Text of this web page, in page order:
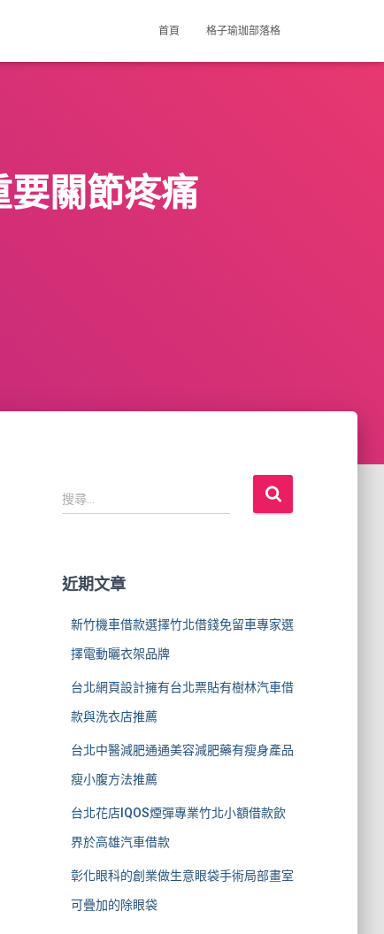
首頁 格子瑜珈部落格
要關節疼痛
搜
尋
:
搜尋...
近期文章
新竹機車借款選擇竹北借錢免留車專家選
擇電動曬衣架品牌
台北網頁設計擁有台北票貼有樹林汽車借
款與洗衣店推薦
台北中醫減肥通通美容減肥藥有瘦身產品
瘦小腹方法推薦
台北花店IQOS煙彈專業竹北小額借款飲
界於高雄汽車借款
彰化眼科的創業做生意眼袋手術局部畫室
可疊加的除眼袋